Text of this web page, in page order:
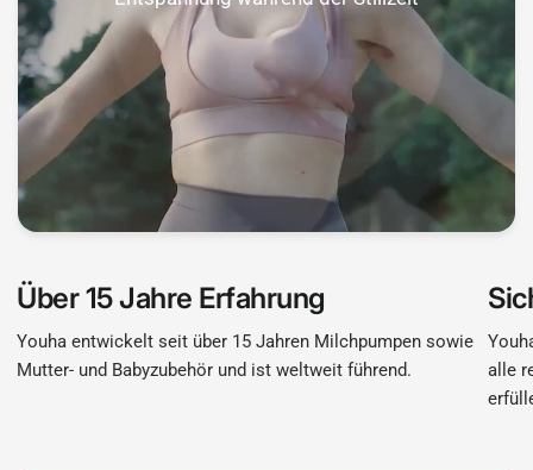
Über 15 Jahre Erfahrung
Youha entwickelt seit über 15 Jahren Milchpumpen sowie
Mutter- und Babyzubehör und ist weltweit führend.
alle